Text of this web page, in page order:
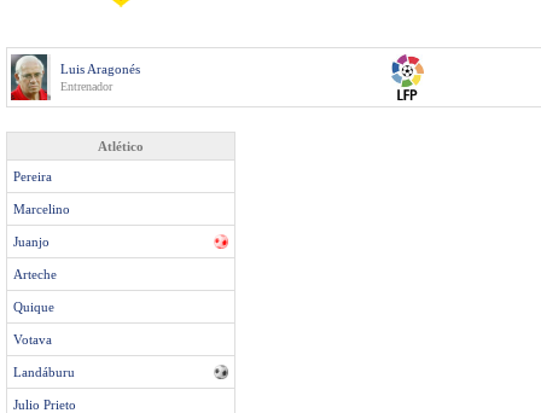
Luis Aragonés
Entrenador
Atlético
Pereira
Marcelino
Juanjo
Arteche
Quique
Votava
Landáburu
Julio Prieto